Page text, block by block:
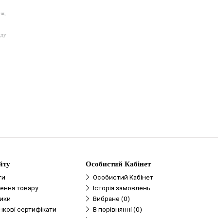
товару
сертифікати
Особистий Кабінет
Особистий Кабінет
Історія замовлень
Вибране (0)
В порівнянні (0)